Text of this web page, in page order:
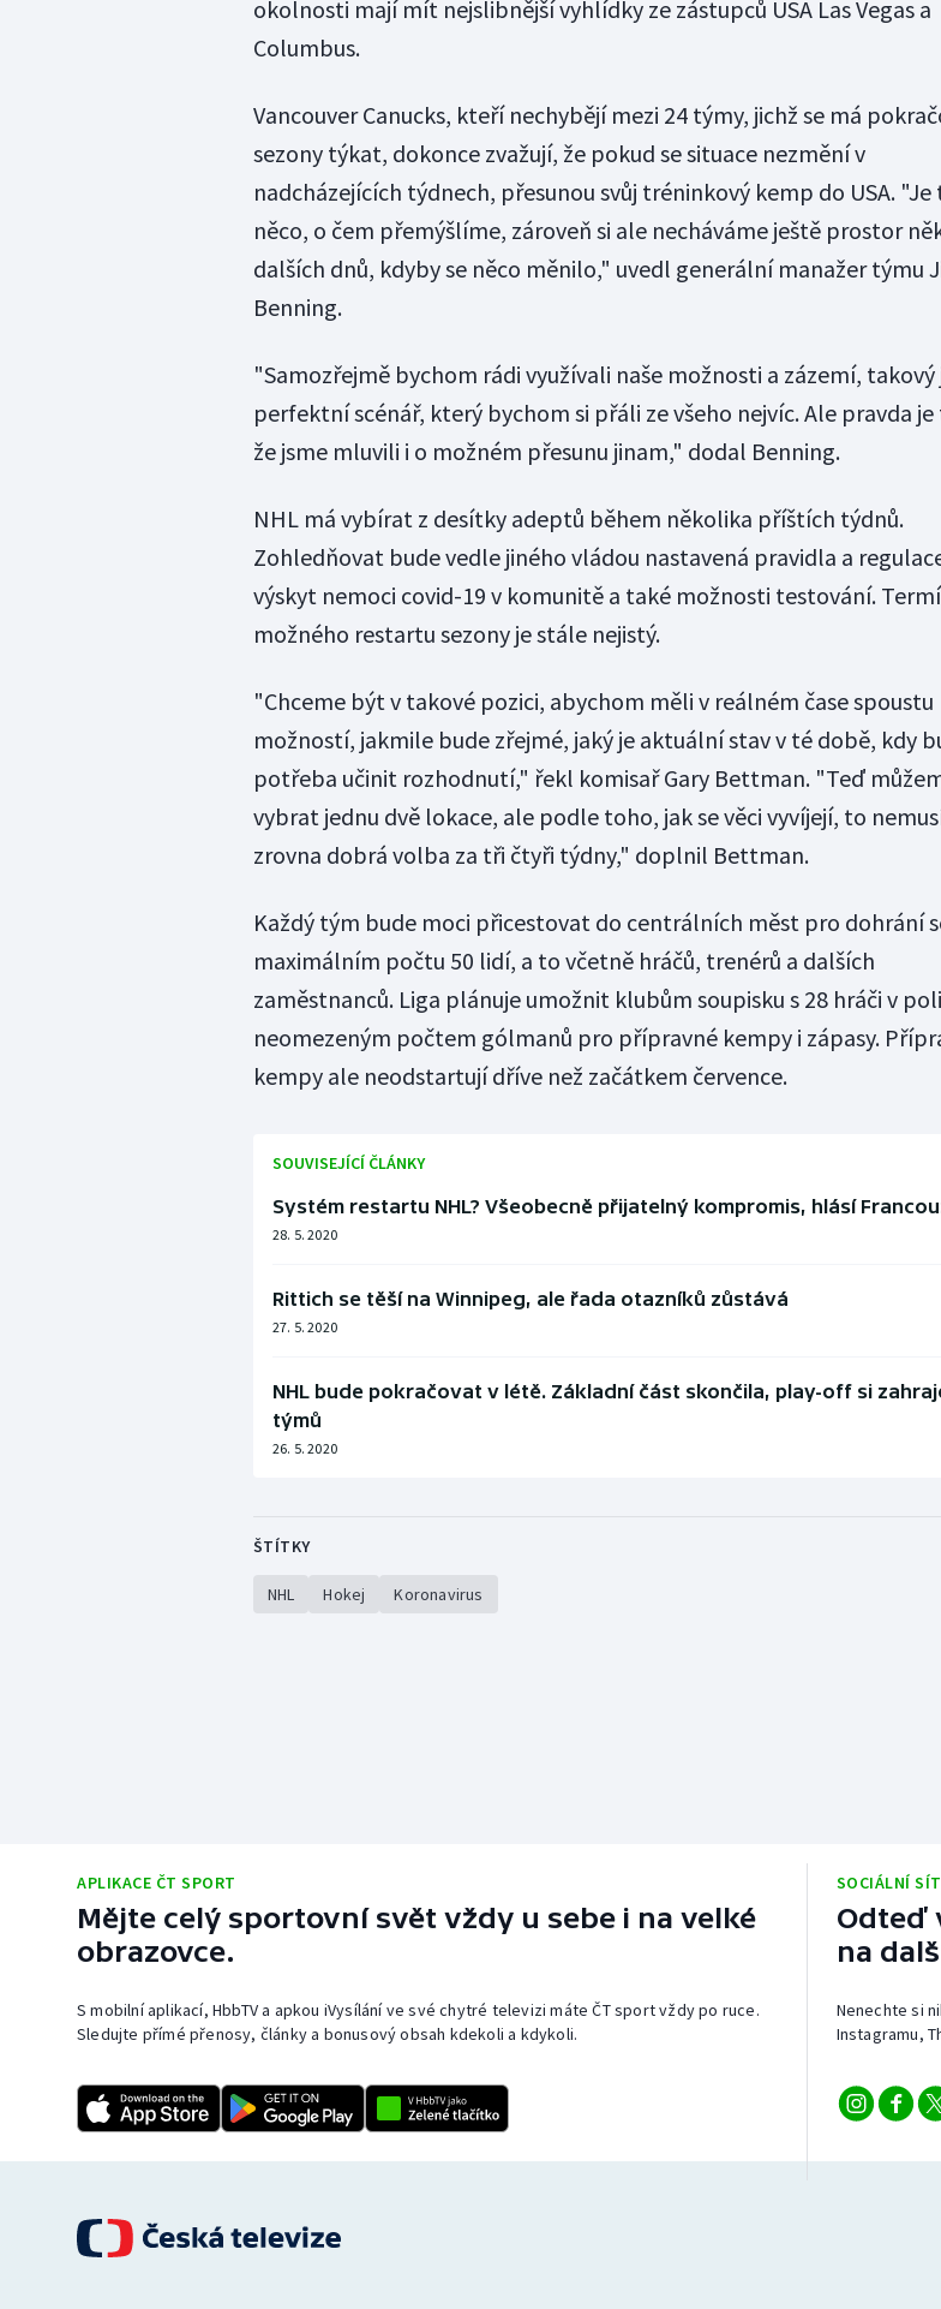
okolnosti mají mít nejslibnější vyhlídky ze zástupců USA Las Vegas a
Columbus.
Vancouver Canucks, kteří nechybějí mezi 24 týmy, jichž se má
sezony týkat, dokonce zvažují, že pokud se situace nezmění v
nadcházejících týdnech, přesunou svůj tréninkový kemp do USA. "Je
něco, o čem přemýšlíme, zároveň si ale necháváme ještě prostor
dalších dnů, kdyby se něco měnilo," uvedl generální manažer týmu
Benning.
"Samozřejmě bychom rádi využívali naše možnosti a zázemí, takový
perfektní scénář, který bychom si přáli ze všeho nejvíc. Ale pravda
že jsme mluvili i o možném přesunu jinam," dodal Benning.
NHL má vybírat z desítky adeptů během několika příštích týdnů.
Zohledňovat bude vedle jiného vládou nastavená pravidla a
výskyt nemoci covid-19 v komunitě a také možnosti testování.
možného restartu sezony je stále nejistý.
"Chceme být v takové pozici, abychom měli v reálném čase spoustu
možností, jakmile bude zřejmé, jaký je aktuální stav v té době, kdy
potřeba učinit rozhodnutí," řekl komisař Gary Bettman. "Teď
vybrat jednu dvě lokace, ale podle toho, jak se věci vyvíjejí, to
zrovna dobrá volba za tři čtyři týdny," doplnil Bettman.
Každý tým bude moci přicestovat do centrálních měst pro dohrání
maximálním počtu 50 lidí, a to včetně hráčů, trenérů a dalších
zaměstnanců. Liga plánuje umožnit klubům soupisku s 28 hráči v
neomezeným počtem gólmanů pro přípravné kempy i zápasy.
kempy ale neodstartují dříve než začátkem července.
SOUVISEJÍCÍ ČLÁNKY
Systém restartu NHL? Všeobecně přijatelný kompromis, hlásí
28. 5. 2020
Rittich se těší na Winnipeg, ale řada otazníků zůstává
27. 5. 2020
NHL bude pokračovat v létě. Základní část skončila, play-off si
týmů
26. 5. 2020
ŠTÍTKY
NHL Hokej Koronavirus
APLIKACE ČT SPORT
Mějte celý sportovní svět vždy u sebe i na velké
obrazovce.
S mobilní aplikací, HbbTV a apkou iVysílání ve své chytré televizi máte ČT sport vždy po ruce.
Sledujte přímé přenosy, články a bonusový obsah kdekoli a kdykoli.
SOCIÁLNÍ
Odteď
na
Nenechte si
Instagramu,